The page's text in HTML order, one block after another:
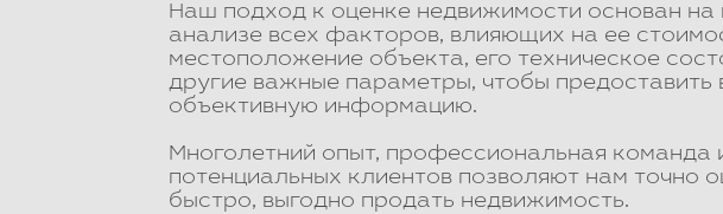
Наш подход к оценке недвижимости основан на
анализе всех факторов, влияющих на ее
местоположение объекта, его техническое
другие важные параметры, чтобы предоставить
объективную информацию.
Многолетний опыт, профессиональная команда
потенциальных клиентов позволяют нам точно
быстро, выгодно продать недвижимость.